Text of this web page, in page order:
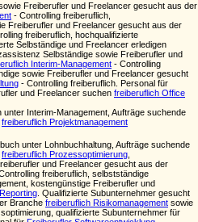
Freiberufler und Freelancer gesucht aus der
- Controlling freiberuflich,
Freiberufler und Freelancer gesucht aus der
freiberuflich, hochqualifizierte
Selbständige und Freelancer erledigen
Selbständige sowie Freiberufler und
Interim-Management - Controlling
sowie Freiberufler und Freelancer gesucht
- Controlling freiberuflich. Personal für
und Freelancer suchen freiberuflich Office
Interim-Management, Aufträge suchende
freiberuflich Projektmanagement
unter Lohnbuchhaltung, Aufträge suchende
freiberuflich Prozessoptimierung
und Freelancer gesucht aus der
freiberuflich, selbstständige
kostengünstige Freiberufler und
. Qualifizierte Subunternehmer gesucht
Branche freiberuflich Risikomanagement sowie
qualifizierte Subunternehmer für